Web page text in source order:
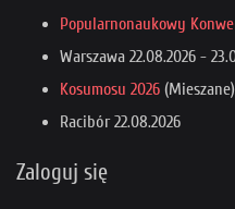
Popularnonaukowy
Warszawa 22.08.2026 -
Kosumosu 2026 (Mieszane)
Racibór22.08.2026
Zaloguj się